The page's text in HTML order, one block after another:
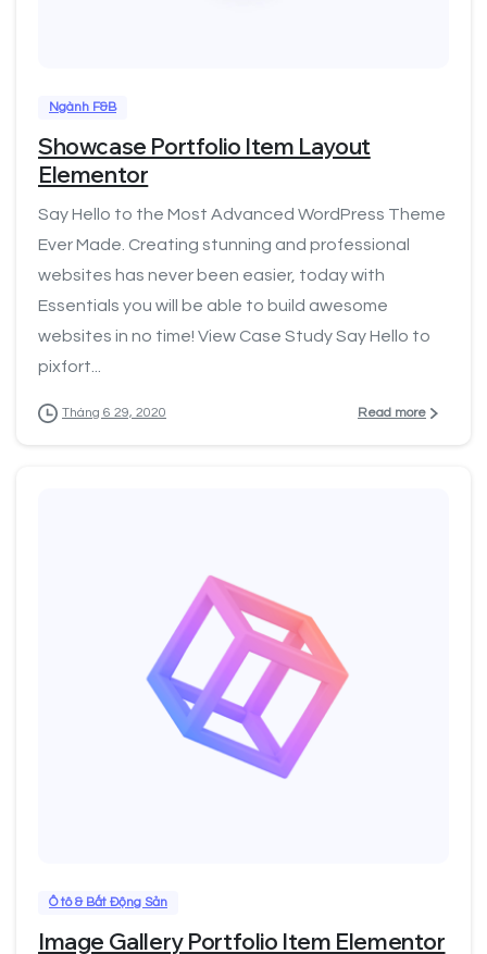
Ngành F&B
Showcase Portfolio Item Layout
Elementor
Say Hello to the Most Advanced WordPress Theme
Ever Made. Creating stunning and professional
websites has never been easier, today with
Essentials you will be able to build awesome
websites in no time! View Case Study Say Hello to
pixfort...
Tháng 6 29, 2020 Read more
Ô tô & Bất Động Sản
Image Gallery Portfolio Item Elementor